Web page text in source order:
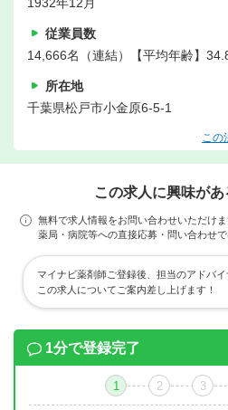
1932年12月
従業員数
14,666名（連結）【平均年齢】
所在地
千葉県松戸市小金原6-5-1
この
この求人に興味が
無料で求人情報をお問い合わせいただけま
薬局・病院等への直接応募・問い合わせ
マイナビ薬剤師ご登録後、担当のアドバイ
この求人についてご案内差し上げます！
1分で登録完了
1 2 3